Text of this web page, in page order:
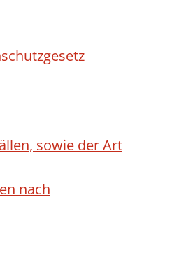
sowie der Art
nach